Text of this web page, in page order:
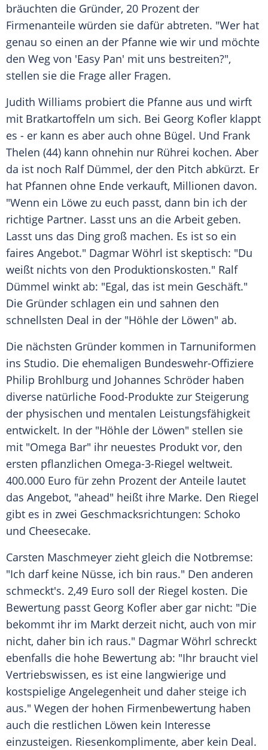
bräuchten die Gründer, 20 Prozent der
Firmenanteile würden sie dafür abtreten. "Wer hat
genau so einen an der Pfanne wie wir und möchte
den Weg von 'Easy Pan' mit uns bestreiten?",
stellen sie die Frage aller Fragen.
Judith Williams probiert die Pfanne aus und wirft
mit Bratkartoffeln um sich. Bei Georg Kofler klappt
es - er kann es aber auch ohne Bügel. Und Frank
Thelen (44) kann ohnehin nur Rührei kochen. Aber
da ist noch Ralf Dümmel, der den Pitch abkürzt. Er
hat Pfannen ohne Ende verkauft, Millionen davon.
"Wenn ein Löwe zu euch passt, dann bin ich der
richtige Partner. Lasst uns an die Arbeit geben.
Lasst uns das Ding groß machen. Es ist so ein
faires Angebot." Dagmar Wöhrl ist skeptisch: "Du
weißt nichts von den Produktionskosten." Ralf
Dümmel winkt ab: "Egal, das ist mein Geschäft."
Die Gründer schlagen ein und sahnen den
schnellsten Deal in der "Höhle der Löwen" ab.
Die nächsten Gründer kommen in Tarnuniformen
ins Studio. Die ehemaligen Bundeswehr-Offiziere
Philip Brohlburg und Johannes Schröder haben
diverse natürliche Food-Produkte zur Steigerung
der physischen und mentalen Leistungsfähigkeit
entwickelt. In der "Höhle der Löwen" stellen sie
mit "Omega Bar" ihr neuestes Produkt vor, den
ersten pflanzlichen Omega-3-Riegel weltweit.
400.000 Euro für zehn Prozent der Anteile lautet
das Angebot, "ahead" heißt ihre Marke. Den Riegel
gibt es in zwei Geschmacksrichtungen: Schoko
und Cheesecake.
Carsten Maschmeyer zieht gleich die Notbremse:
"Ich darf keine Nüsse, ich bin raus." Den anderen
schmeckt's. 2,49 Euro soll der Riegel kosten. Die
Bewertung passt Georg Kofler aber gar nicht: "Die
bekommt ihr im Markt derzeit nicht, auch von mir
nicht, daher bin ich raus." Dagmar Wöhrl schreckt
ebenfalls die hohe Bewertung ab: "Ihr braucht viel
Vertriebswissen, es ist eine langwierige und
kostspielige Angelegenheit und daher steige ich
aus." Wegen der hohen Firmenbewertung haben
auch die restlichen Löwen kein Interesse
einzusteigen. Riesenkomplimente, aber kein Deal.